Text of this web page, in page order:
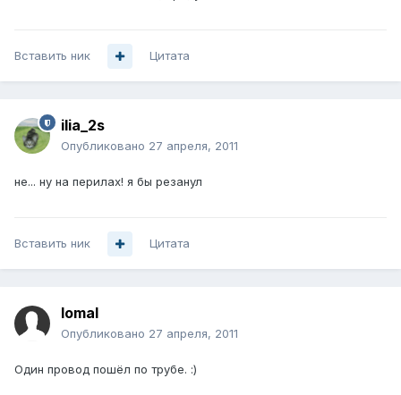
Вставить ник Цитата
ilia_2s
Опубликовано 27 апреля, 2011
не... ну на перилах! я бы резанул
Вставить ник Цитата
lomal
Опубликовано 27 апреля, 2011
Один провод пошёл по трубе. :)